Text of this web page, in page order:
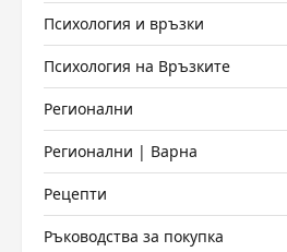
Психология и връзки
Психология на Връзките
Регионални
Регионални | Варна
Рецепти
Ръководства за покупка